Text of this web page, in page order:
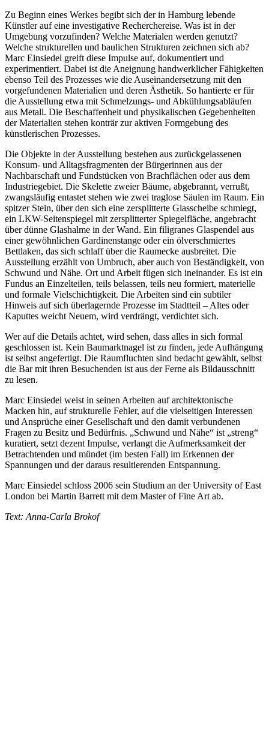
Zu Beginn eines Werkes begibt sich der in Hamburg lebende
Künstler auf eine investigative Recherchereise. Was ist in der
Umgebung vorzufinden? Welche Materialen werden genutzt?
Welche strukturellen und baulichen Strukturen zeichnen sich ab?
Marc Einsiedel greift diese Impulse auf, dokumentiert und
experimentiert. Dabei ist die Aneignung handwerklicher Fähigkeiten
ebenso Teil des Prozesses wie die Auseinandersetzung mit den
vorgefundenen Materialien und deren Ästhetik. So hantierte er für
die Ausstellung etwa mit Schmelzungs- und Abkühlungsabläufen
aus Metall. Die Beschaffenheit und physikalischen Gegebenheiten
der Materialien stehen konträr zur aktiven Formgebung des
künstlerischen Prozesses.
Die Objekte in der Ausstellung bestehen aus zurückgelassenen
Konsum- und Alltagsfragmenten der Bürgerinnen aus der
Nachbarschaft und Fundstücken von Brachflächen oder aus dem
Industriegebiet. Die Skelette zweier Bäume, abgebrannt, verrußt,
zwangsläufig entastet stehen wie zwei traglose Säulen im Raum. Ein
spitzer Stein, über den sich eine zersplitterte Glasscheibe schmiegt,
ein LKW-Seitenspiegel mit zersplitterter Spiegelfläche, angebracht
über dünne Glashalme in der Wand. Ein filigranes Glaspendel aus
einer gewöhnlichen Gardinenstange oder ein ölverschmiertes
Bettlaken, das sich schlaff über die Raumecke ausbreitet. Die
Ausstellung erzählt von Umbruch, aber auch von Beständigkeit, von
Schwund und Nähe. Ort und Arbeit fügen sich ineinander. Es ist ein
Fundus an Einzelteilen, teils belassen, teils neu formiert, materielle
und formale Vielschichtigkeit. Die Arbeiten sind ein subtiler
Hinweis auf sich überlagernde Prozesse im Stadtteil – Altes oder
Kaputtes weicht Neuem, wird verdrängt, verdichtet sich.
Wer auf die Details achtet, wird sehen, dass alles in sich formal
geschlossen ist. Kein Baumarktnagel ist zu finden, jede Aufhängung
ist selbst angefertigt. Die Raumfluchten sind bedacht gewählt, selbst
die Bar mit ihren Besuchenden ist aus der Ferne als Bildausschnitt
zu lesen.
Marc Einsiedel weist in seinen Arbeiten auf architektonische
Macken hin, auf strukturelle Fehler, auf die vielseitigen Interessen
und Ansprüche einer Gesellschaft und den damit verbundenen
Fragen zu Besitz und Bedürfnis. „Schwund und Nähe“ ist „streng“
kuratiert, setzt dezent Impulse, verlangt die Aufmerksamkeit der
Betrachtenden und mündet (im besten Fall) im Erkennen der
Spannungen und der daraus resultierenden Entspannung.
Marc Einsiedel schloss 2006 sein Studium an der University of East
London bei Martin Barrett mit dem Master of Fine Art ab.
Text: Anna-Carla Brokof